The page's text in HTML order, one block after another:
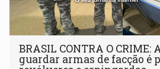
BRASIL CONTRA O CRIME:
guardar armas de facção é